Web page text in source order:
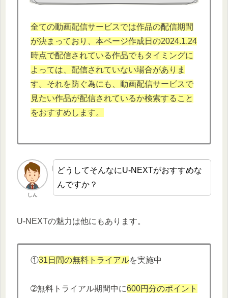
全ての動画配信サービスでは作品の配信期間
が決まっており、本ページ作成日の2024.1.24
時点で配信されている作品でもタイミングに
よっては、配信されていない場合がありま
す。それを防ぐ為にも、動画配信サービスで
見たい作品が配信されているか検索すること
をおすすめします。
しん
どうしてそんなにU-NEXTがおすすめな
んですか？
U-NEXTの魅力は他にもあります。
①31日間の無料トライアルを実施中
➁無料トライアル期間中に600円分のポイント